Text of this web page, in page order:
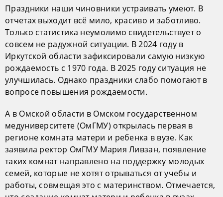
Праздники наши чиновники устраивать умеют. В
отчетах выходит всё мило, красиво и заботливо.
Только статистика неумолимо свидетельствует о
совсем не радужной ситуации. В 2024 году в
Иркутской области зафиксировали самую низкую
рождаемость с 1970 года. В 2025 году ситуация не
улучшилась. Однако праздники слабо помогают в
вопросе повышения рождаемости.
А в Омской области в Омском государственном
медуниверситете (ОмГМУ) открылась первая в
регионе комната матери и ребенка в вузе. Как
заявила ректор ОмГМУ Мария Ливзан, появление
таких комнат направлено на поддержку молодых
семей, которые не хотят отрываться от учебы и
работы, совмещая это с материнством. Отмечается,